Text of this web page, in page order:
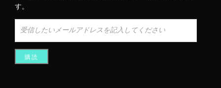
す。
信
し
い